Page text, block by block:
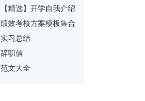
句【精选】开学自我介绍
模板锦集7篇
绩效考核方案模板集合
7篇
实习总结
辞职信
范文大全